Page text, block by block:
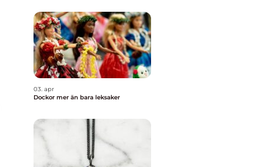
03. apr
Dockor mer än bara leksaker